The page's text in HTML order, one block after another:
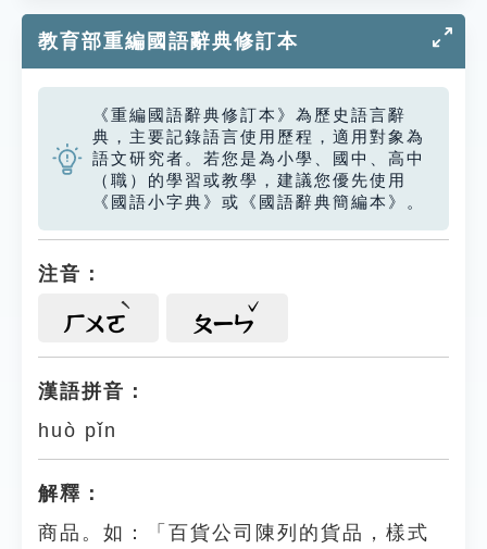
教育部重編國語辭典修訂本
《重編國語辭典修訂本》為歷史語言辭
典，主要記錄語言使用歷程，適用對象為
語文研究者。若您是為小學、國中、高中
（職）的學習或教學，建議您優先使用
《國語小字典》或《國語辭典簡編本》。
注音：
ㄏㄨㄛ ㄆㄧㄣ
漢語拼音：
huò pǐn
解釋：
商品。如：「百貨公司陳列的貨品，樣式